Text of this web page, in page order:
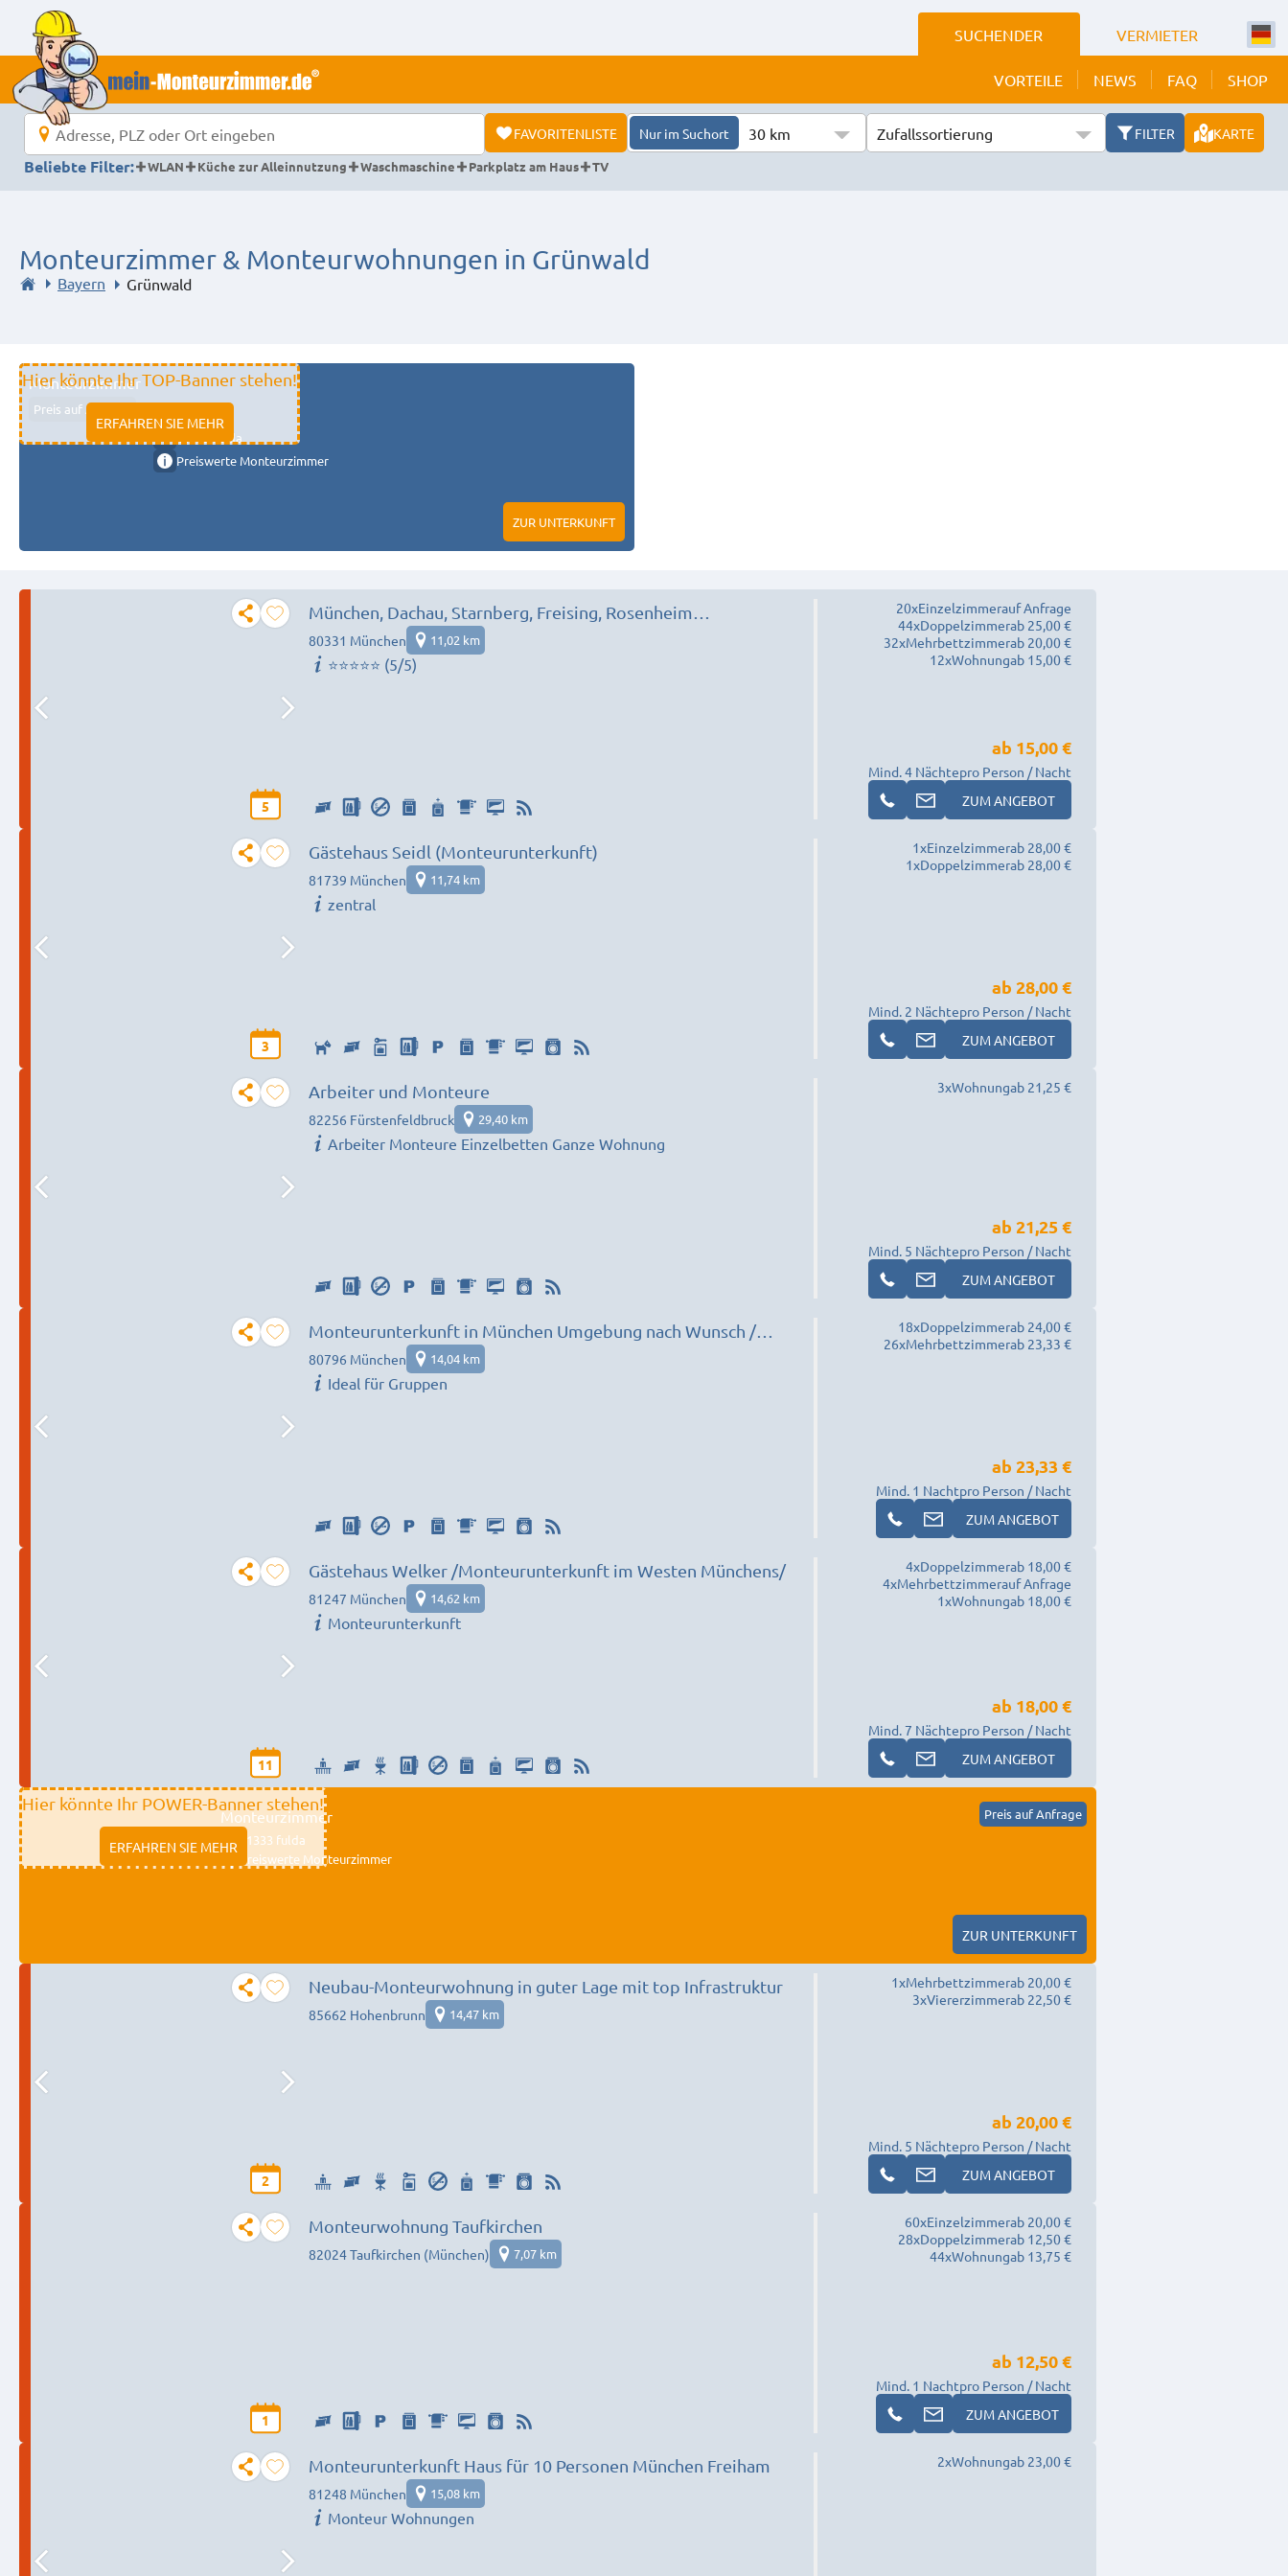
SUCHENDER VERMIETER
VORTEILE NEWS FAQ SHOP
FAVORITENLISTE Nur im Suchort 30 km Zufallssortierung FILTER
KARTE
Beliebte Filter:
WLAN Küche zur Alleinnutzung Waschmaschine Parkplatz am Haus TV
Monteurzimmer & Monteurwohnungen in Grünwald
Bayern Grünwald
Hier könnte Ihr TOP-Banner stehen!
ERFAHREN SIE MEHR
Monteurzimmer
Preis auf Anfrage
11333 fulda
Preiswerte Monteurzimmer
ZUR UNTERKUNFT
5
München, Dachau, Starnberg, Freising, Rosenheim…
80331 München 11,02 km
⭐️⭐️⭐️⭐️⭐️ (5/5)
20xEinzelzimmerauf Anfrage
44xDoppelzimmerab 25,00 €
32xMehrbettzimmerab 20,00 €
12xWohnungab 15,00 €
Mind. 4 Nächte
ab 15,00 €
pro Person / Nacht
ZUM ANGEBOT
3
Gästehaus Seidl (Monteurunterkunft)
81739 München 11,74 km
zentral
1xEinzelzimmerab 28,00 €
1xDoppelzimmerab 28,00 €
Mind. 2 Nächte
ab 28,00 €
pro Person / Nacht
ZUM ANGEBOT
Arbeiter und Monteure
82256 Fürstenfeldbruck 29,40 km
Arbeiter Monteure Einzelbetten Ganze Wohnung
3xWohnungab 21,25 €
Mind. 5 Nächte
ab 21,25 €
pro Person / Nacht
ZUM ANGEBOT
Monteurunterkunft in München Umgebung nach Wunsch /
Bedürfnis
80796 München 14,04 km
Ideal für Gruppen
18xDoppelzimmerab 24,00 €
26xMehrbettzimmerab 23,33 €
Mind. 1 Nacht
ab 23,33 €
pro Person / Nacht
ZUM ANGEBOT
11
Gästehaus Welker /Monteurunterkunft im Westen Münchens/
81247 München 14,62 km
Monteurunterkunft
4xDoppelzimmerab 18,00 €
4xMehrbettzimmerauf Anfrage
1xWohnungab 18,00 €
Mind. 7 Nächte
ab 18,00 €
pro Person / Nacht
ZUM ANGEBOT
Hier könnte Ihr POWER-Banner stehen!
ERFAHREN SIE MEHR
Monteurzimmer
Preis auf Anfrage
11333 fulda
Preiswerte Monteurzimmer
ZUR UNTERKUNFT
2
Neubau-Monteurwohnung in guter Lage mit top Infrastruktur
85662 Hohenbrunn 14,47 km
1xMehrbettzimmerab 20,00 €
3xViererzimmerab 22,50 €
Mind. 5 Nächte
ab 20,00 €
pro Person / Nacht
ZUM ANGEBOT
1
Monteurwohnung Taufkirchen
82024 Taufkirchen (München) 7,07 km
60xEinzelzimmerab 20,00 €
28xDoppelzimmerab 12,50 €
44xWohnungab 13,75 €
Mind. 1 Nacht
ab 12,50 €
pro Person / Nacht
ZUM ANGEBOT
Monteurunterkunft Haus für 10 Personen München Freiham
81248 München 15,08 km
Monteur Wohnungen
2xWohnungab 23,00 €